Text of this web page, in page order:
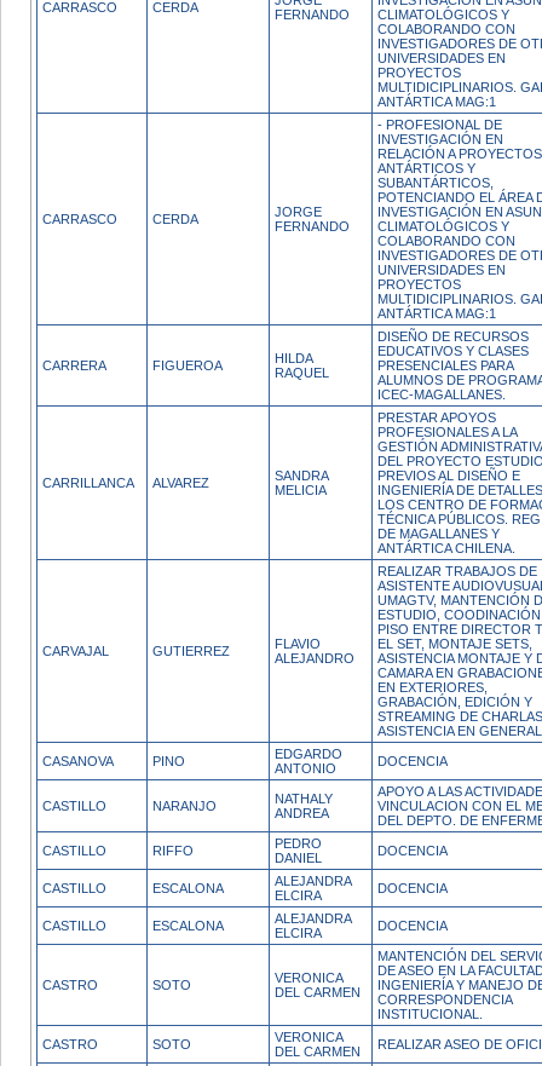
CARRASCO CERDA
FERNANDO
CLIMATOLÓGICOS Y
COLABORANDO CON
INVESTIGADORES DE
UNIVERSIDADES EN
PROYECTOS
MULTIDICIPLINARIOS.
ANTÁRTICA MAG:1
CARRASCO CERDA
JORGE
FERNANDO
- PROFESIONAL DE
INVESTIGACIÓN EN
RELACIÓN A PROYECTOS
ANTÁRTICOS Y
SUBANTÁRTICOS,
POTENCIANDO EL ÁREA
INVESTIGACIÓN EN
CLIMATOLÓGICOS Y
COLABORANDO CON
INVESTIGADORES DE
UNIVERSIDADES EN
PROYECTOS
MULTIDICIPLINARIOS.
ANTÁRTICA MAG:1
CARRERA FIGUEROA
HILDA
RAQUEL
DISEÑO DE RECURSOS
EDUCATIVOS Y CLASES
PRESENCIALES PARA
ALUMNOS DE
ICEC-MAGALLANES.
CARRILLANCA ALVAREZ
SANDRA
MELICIA
PRESTAR APOYOS
PROFESIONALES A LA
GESTIÓN
DEL PROYECTO
PREVIOS AL DISEÑO E
INGENIERÍA DE
LOS CENTRO DE
TÉCNICA PÚBLICOS.
DE MAGALLANES Y
ANTÁRTICA CHILENA.
CARVAJAL GUTIERREZ
FLAVIO
ALEJANDRO
REALIZAR TRABAJOS DE
ASISTENTE
UMAGTV, MANTENCIÓN
ESTUDIO,
PISO ENTRE DIRECTOR
EL SET, MONTAJE SETS,
ASISTENCIA MONTAJE Y
CAMARA EN
EN EXTERIORES,
GRABACIÓN, EDICIÓN Y
STREAMING DE
ASISTENCIA EN
CASANOVA PINO
EDGARDO
ANTONIO
DOCENCIA
CASTILLO NARANJO
NATHALY
ANDREA
APOYO A LAS
VINCULACION CON EL
DEL DEPTO. DE
CASTILLO RIFFO
PEDRO
DANIEL
DOCENCIA
CASTILLO ESCALONA
ALEJANDRA
ELCIRA
DOCENCIA
CASTILLO ESCALONA
ALEJANDRA
ELCIRA
DOCENCIA
CASTRO SOTO
VERONICA
DEL CARMEN
MANTENCIÓN DEL
DE ASEO EN LA
INGENIERÍA Y MANEJO
CORRESPONDENCIA
INSTITUCIONAL.
CASTRO SOTO
VERONICA
DEL CARMEN
REALIZAR ASEO DE